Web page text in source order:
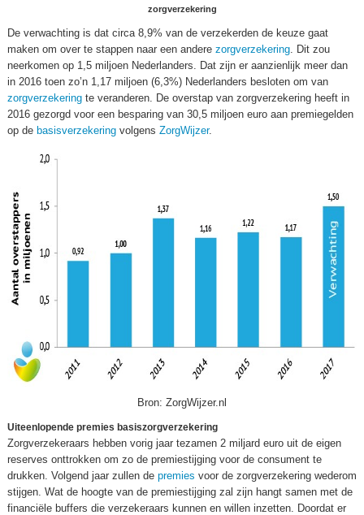
zorgverzekering
De verwachting is dat circa 8,9% van de verzekerden de keuze gaat
maken om over te stappen naar een andere zorgverzekering. Dit zou
neerkomen op 1,5 miljoen Nederlanders. Dat zijn er aanzienlijk meer dan
in 2016 toen zo’n 1,17 miljoen (6,3%) Nederlanders besloten om van
zorgverzekering te veranderen. De overstap van zorgverzekering heeft in
2016 gezorgd voor een besparing van 30,5 miljoen euro aan premiegelden
op de basisverzekering volgens ZorgWijzer.
Bron: ZorgWijzer.nl
Uiteenlopende premies basiszorgverzekering
Zorgverzekeraars hebben vorig jaar tezamen 2 miljard euro uit de eigen
reserves onttrokken om zo de premiestijging voor de consument te
drukken. Volgend jaar zullen de premies voor de zorgverzekering wederom
stijgen. Wat de hoogte van de premiestijging zal zijn hangt samen met de
financiële buffers die verzekeraars kunnen en willen inzetten. Doordat er